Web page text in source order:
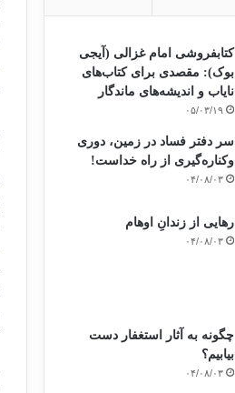
کتابفروشی امام غزالی (آیجی
بوک): مقصدی برای کتاب‌های
نایاب و اندیشه‌های ماندگار
۰۵/۰۳/۱۹
سر دفتر فساد در زمین‌، دوری
وکناره‌گیری از راه خداست‌!
۰۴/۰۸/۰۳
رهایی از زندانِ اوهام
۰۴/۰۸/۰۳
چگونه به آثار استغفار دست
بیابیم؟
۰۴/۰۸/۰۳